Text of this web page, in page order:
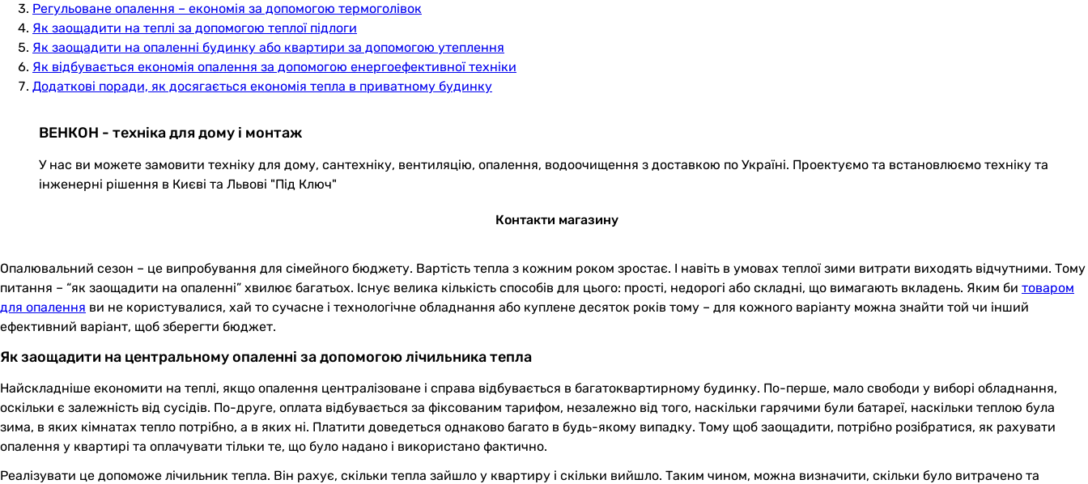
Регульоване опалення – економія за допомогою термоголівок
Як заощадити на теплі за допомогою теплої підлоги
Як заощадити на опаленні будинку або квартири за допомогою утеплення
Як відбувається економія опалення за допомогою енергоефективної техніки
Додаткові поради, як досягається економія тепла в приватному будинку
ВЕНКОН - техніка для дому і монтаж
У нас ви можете замовити техніку для дому, сантехніку, вентиляцію, опалення, водоочищення з доставкою по Україні. Проектуємо та встановлюємо техніку та
інженерні рішення в Києві та Львові "Під Ключ"
Контакти магазину
Опалювальний сезон – це випробування для сімейного бюджету. Вартість тепла з кожним роком зростає. І навіть в умовах теплої зими витрати виходять відчутними. Тому
питання – “як заощадити на опаленні” хвилює багатьох. Існує велика кількість способів для цього: прості, недорогі або складні, що вимагають вкладень. Яким би товаром
для опалення ви не користувалися, хай то сучасне і технологічне обладнання або куплене десяток років тому – для кожного варіанту можна знайти той чи інший
ефективний варіант, щоб зберегти бюджет.
Як заощадити на центральному опаленні за допомогою лічильника тепла
Найскладніше економити на теплі, якщо опалення централізоване і справа відбувається в багатоквартирному будинку. По-перше, мало свободи у виборі обладнання,
оскільки є залежність від сусідів. По-друге, оплата відбувається за фіксованим тарифом, незалежно від того, наскільки гарячими були батареї, наскільки теплою була
зима, в яких кімнатах тепло потрібно, а в яких ні. Платити доведеться однаково багато в будь-якому випадку. Тому щоб заощадити, потрібно розібратися, як рахувати
опалення у квартирі та оплачувати тільки те, що було надано і використано фактично.
Реалізувати це допоможе лічильник тепла. Він рахує, скільки тепла зайшло у квартиру і скільки вийшло. Таким чином, можна визначити, скільки було витрачено та